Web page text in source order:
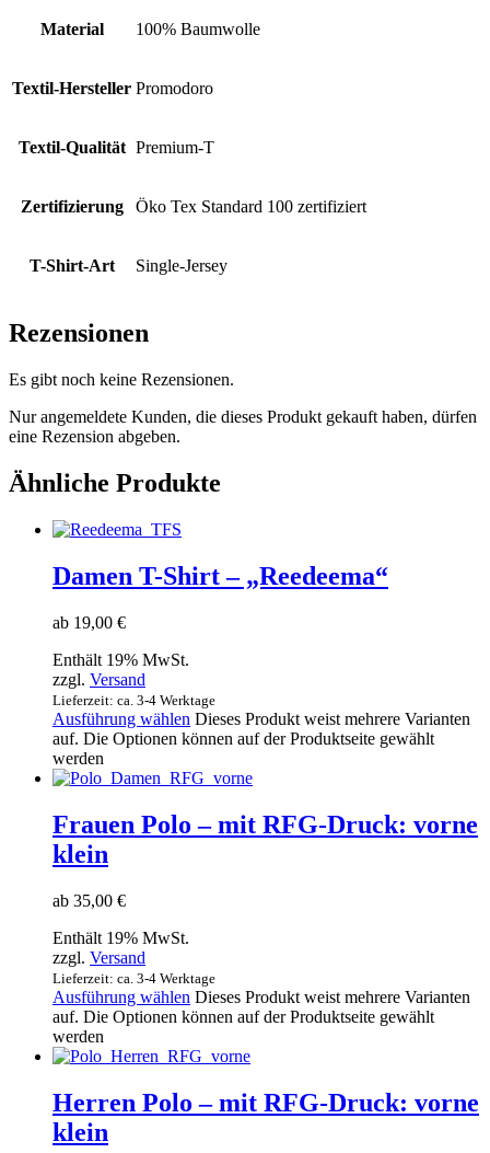
Material 100% Baumwolle
Textil-Hersteller Promodoro
Textil-Qualität Premium-T
Zertifizierung Öko Tex Standard 100 zertifiziert
T-Shirt-Art Single-Jersey
Rezensionen
Es gibt noch keine Rezensionen.
Nur angemeldete Kunden, die dieses Produkt gekauft haben, dürfen
eine Rezension abgeben.
Ähnliche Produkte
Damen T-Shirt – „Reedeema“
ab 19,00 €
Enthält 19% MwSt.
zzgl. Versand
Lieferzeit: ca. 3-4 Werktage
Ausführung wählen Dieses Produkt weist mehrere Varianten
auf. Die Optionen können auf der Produktseite gewählt
werden
Frauen Polo – mit RFG-Druck: vorne
klein
ab 35,00 €
Enthält 19% MwSt.
zzgl. Versand
Lieferzeit: ca. 3-4 Werktage
Ausführung wählen Dieses Produkt weist mehrere Varianten
auf. Die Optionen können auf der Produktseite gewählt
werden
Herren Polo – mit RFG-Druck: vorne
klein